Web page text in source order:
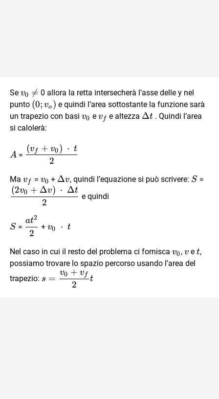
Se v_0
v0 \ne

= 0 allora la retta intersecherà l’asse delle y nel
punto (0;v_o)
(0; vo ) e quindi l’area sottostante la funzione sarà
un trapezio con basi v_0
v0 e v_f
vf e altezza \Delta{t}
Δt . Quindi l’area
si calolerà:
A
A =
\dfrac{(v_f
+ v_0) \
{2}
2
(vf + v0) ⋅ t
Ma v_f
vf = v_0
v0 + \Delta{v}
Δv, quindi l’equazione si può scrivere: S
S =
2
(2v0 + Δv) ⋅ Δt
e quindi
S
S =
\dfrac{at^2}
{2}
2
at2
+
v_0 \
\cdot
v0 ⋅ t
Nel caso in cui il resto del problema ci fornisca v_0
v0, v
v et
t,
possiamo trovare lo spazio percorso usando l’area del
trapezio: s=
\dfrac{v_0
s =
2
v0 + vf t